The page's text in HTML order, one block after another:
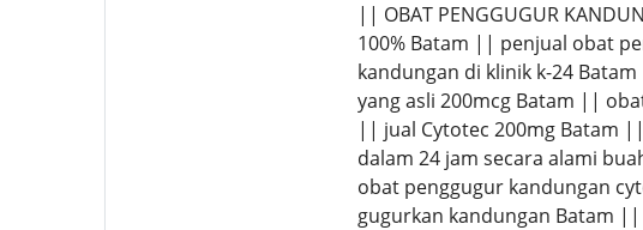
|| OBAT PENGGUGUR
100% Batam || penjual obat
kandungan di klinik k-24
yang asli 200mcg Batam ||
|| jual Cytotec 200mg Batam
dalam 24 jam secara alami
obat penggugur kandungan
gugurkan kandungan Batam